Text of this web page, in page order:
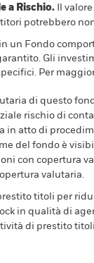
a Rischio. Il
potrebbero
un Fondo
Gli
Per
di questo
rischio di
in atto di
del fondo è
con copertura
valutaria.
titoli per
in qualità di
di prestito